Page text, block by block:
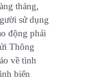
tháng,
sử dụng
động phải
Thông
về tình
biến